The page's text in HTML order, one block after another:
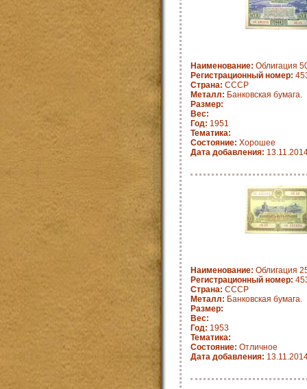
Наименование: Облигация
Регистрационный номер:
Страна: СССР
Металл: Банковская бумага.
Размер:
Вес:
Год: 1951
Тематика:
Состояние: Хорошее
Дата добавления:
Наименование: Облигация
Регистрационный номер:
Страна: СССР
Металл: Банковская бумага.
Размер:
Вес:
Год: 1953
Тематика:
Состояние: Отличное
Дата добавления: